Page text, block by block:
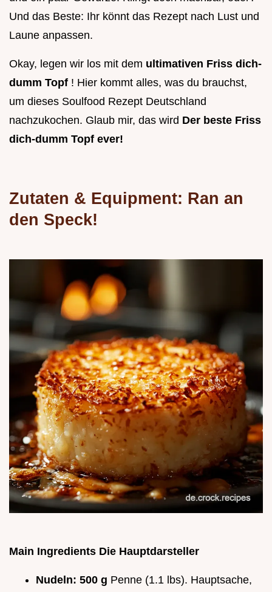
Und das Beste: Ihr könnt das Rezept nach Lust und
Laune anpassen.
Okay, legen wir los mit dem ultimativen Friss dich-
dumm Topf ! Hier kommt alles, was du brauchst,
um dieses Soulfood Rezept Deutschland
nachzukochen. Glaub mir, das wird Der beste Friss
dich-dumm Topf ever!
Zutaten & Equipment: Ran an
den Speck!
Main Ingredients Die Hauptdarsteller
Nudeln: 500 g Penne (1.1 lbs). Hauptsache,